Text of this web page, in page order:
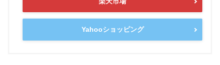
Yahooショッピング